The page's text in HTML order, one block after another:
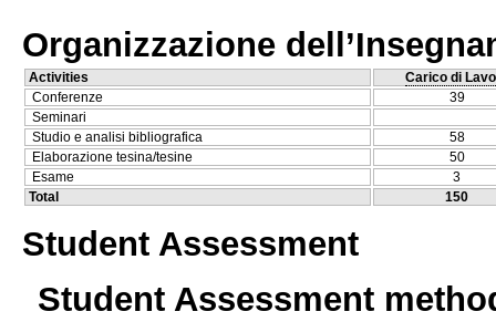
Organizzazione
Activities
Carico di
Conferenze
39
Seminari
Studio e analisi bibliografica
58
Elaborazione tesina/tesine
50
Esame
3
Total
150
Student Assessment
Student Assessment